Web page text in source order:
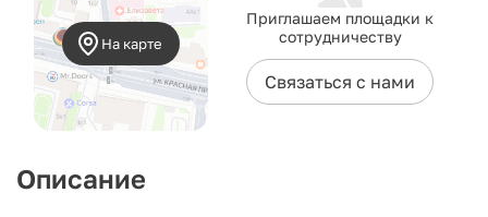
На карте
Приглашаем площадки к
сотрудничеству
Связаться с нами
Описание